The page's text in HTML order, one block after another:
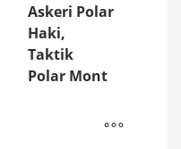
Askeri Polar
Haki,
Taktik
Polar Mont